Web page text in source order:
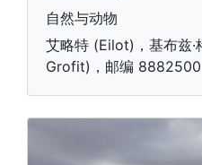
自然与动物
艾略特 (Eilot)，基布兹
Grofit)，邮编 8882500